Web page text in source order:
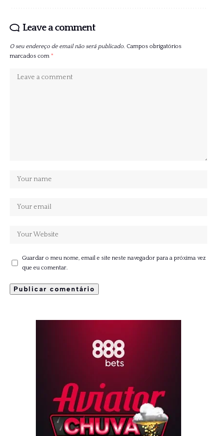
Leave a comment
O seu endereço de email não será publicado. Campos obrigatórios
marcados com *
Guardar o meu nome, email e site neste navegador para a próxima vez
que eu comentar.